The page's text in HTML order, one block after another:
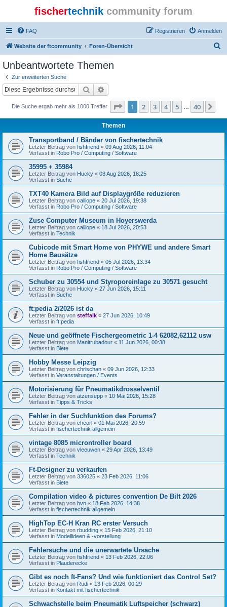
fischertechnik community forum
FAQ Anmelden
Registrieren
Website der ftcommunity Foren-Übersicht
Unbeantwortete Themen
Zur erweiterten Suche
Suche
Die Suche ergab mehr als 1000 Treffer Seite 1von 40
1 2 3 4 5 40
Themen
Transportband / Bänder von fischertechnik
Letzter Beitrag von fishfriend « 09 Aug 2026, 11:04
Verfasst in Robo Pro / Computing / Software
35995 + 35984
Letzter Beitrag von Hucky « 03 Aug 2026, 18:25
Verfasst in Suche
TXT40 Kamera Bild auf Displaygröße reduzieren
Letzter Beitrag von calliope « 20 Jul 2026, 19:38
Verfasst in Robo Pro / Computing / Software
Zuse Computer Museum in Hoyerswerda
Letzter Beitrag von calliope « 18 Jul 2026, 20:53
Verfasst in Technik
Cubicode mit Smart Home von PHYWE und andere Smart
Home Bausätze
Letzter Beitrag von fishfriend « 05 Jul 2026, 13:34
Verfasst in Robo Pro / Computing / Software
Schuber zu 30554 und Styroporeinlage zu 30571 gesucht
Letzter Beitrag von Hucky « 27 Jun 2026, 15:11
Verfasst in Suche
ft:pedia 2/2026 ist da
Letzter Beitrag von steffalk « 27 Jun 2026, 10:49
Verfasst in ft:pedia
Neue und geöffnete Fischergeometric 1-4 62082,62112 usw
Letzter Beitrag von Manitrubadour « 11 Jun 2026, 00:38
Verfasst in Biete
Hobby Messe Leipzig
Letzter Beitrag von chrischan « 09 Jun 2026, 12:33
Verfasst in Veranstaltungen / Events
Motorisierung für Pneumatikdrosselventil
Letzter Beitrag von atzensepp « 10 Mai 2026, 15:28
Verfasst in Tipps & Tricks
Fehler in der Suchfunktion des Forums?
Letzter Beitrag von cheorl « 01 Mai 2026, 20:59
Verfasst in fischertechnik allgemein
vintage 8085 microntroller board
Letzter Beitrag von vleeuwen « 29 Apr 2026, 13:49
Verfasst in Technik
Ft-Designer zu verkaufen
Letzter Beitrag von 336025 « 23 Feb 2026, 11:06
Verfasst in Biete
Compilation video & pictures convention De Bilt 2026
Letzter Beitrag von hvn « 18 Feb 2026, 14:38
Verfasst in fischertechnik allgemein
HighTop EC-H Kran RC erster Versuch
Letzter Beitrag von rbudding « 15 Feb 2026, 21:10
Verfasst in Modellideen & -vorstellung
Fehlersuche und die unerwartete Ursache
Letzter Beitrag von fishfriend « 13 Feb 2026, 22:06
Verfasst in Plauderecke
Gibt es noch ft-Fans? Und wie funktioniert das Control Set?
Letzter Beitrag von Rudi « 13 Feb 2026, 00:29
Verfasst in Kontakt mit fischertechnik
Schwachstelle beim Pneumatik Luftspeicher (schwarz)